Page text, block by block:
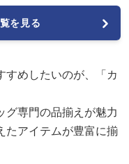
を見る
すめしたいのが、「カ
グ専門の品揃えが魅力
たアイテムが豊富に揃